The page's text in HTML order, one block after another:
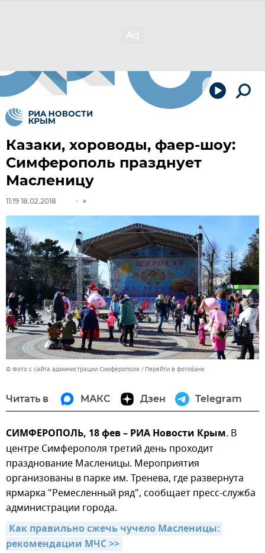
Казаки, хороводы, фаер-шоу:
Симферополь празднует
Масленицу
11:19 18.02.2018
© Фото с сайта администрации Симферополя Перейти в фотобанк
Читать в МАКС Дзен Telegram
СИМФЕРОПОЛЬ, 18 фев – РИА Новости Крым. В
центре Симферополя третий день проходит
празднование Масленицы. Мероприятия
организованы в парке им. Тренева, где развернута
ярмарка "Ремесленный ряд", сообщает пресс-служба
администрации города.
Как правильно сжечь чучело Масленицы:
рекомендации МЧС >>